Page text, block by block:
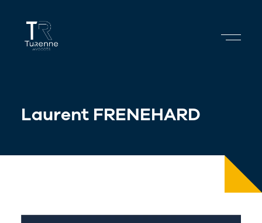
content
Laurent FRENEHARD